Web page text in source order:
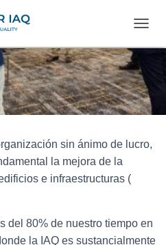
A
B
I
A
R
V
E
sin ánimo de lucro,
la mejora de la
e infraestructuras (
del 80% de nuestro tiempo en
la IAQ es sustancialmente